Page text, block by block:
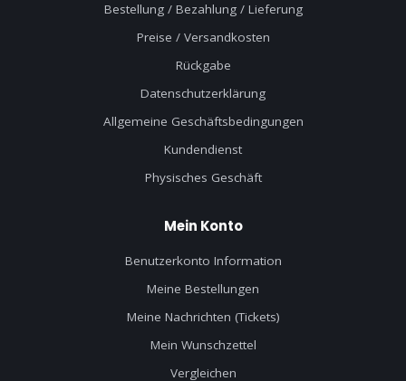
Bestellung / Bezahlung / Lieferung
Preise / Versandkosten
Rückgabe
Datenschutzerklärung
Allgemeine Geschäftsbedingungen
Kundendienst
Physisches Geschäft
Mein Konto
Benutzerkonto Information
Meine Bestellungen
Meine Nachrichten (Tickets)
Mein Wunschzettel
Vergleichen